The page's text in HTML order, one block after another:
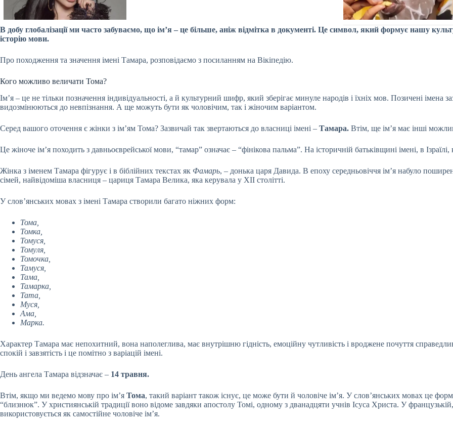
В добу глобалізації ми часто забуваємо, що ім’я – це більше, аніж відмітка в документі. Це символ, який формує нашу
історію мови.
Про походження та значення імені Тамара, розповідаємо з посиланням на Вікіпедію.
Кого можливо величати Тома?
Ім’я – це не тільки позначення індивідуальності, а й культурний шифр, який зберігає минуле народів і їхніх мов. Позичені імена
видозмінюються до невпізнання. А ще можуть бути як чоловічим, так і жіночим варіантом.
Серед вашого оточення є жінки з ім’ям Тома? Зазвичай так звертаються до власниці імені – Тамара. Втім, ще ім’я має інші
Це жіноче ім’я походить з давньоєврейської мови, “тамар” означає – “фінікова пальма”. На історичній батьківщині імені, в
Жінка з іменем Тамара фігурує і в біблійних текстах як Фамарь, – донька царя Давида. В епоху середньовіччя ім’я набуло
сімей, найвідоміша власниця – цариця Тамара Велика, яка керувала у ХІІ столітті.
У слов’янських мовах з імені Тамара створили багато ніжних форм:
Тома,
Томка,
Томуся,
Томуля,
Томочка,
Тамуся,
Тама,
Тамарка,
Тата,
Муся,
Ама,
Марка.
Характер Тамара має непохитний, вона наполеглива, має внутрішню гідність, емоційну чутливість і вроджене почуття
спокій і завзятість і це помітно з варіацій імені.
День ангела Тамара відзначає – 14 травня.
Втім, якщо ми ведемо мову про ім’я Тома, такий варіант також існує, це може бути й чоловіче ім’я. У слов’янських мовах це
“близнюк”. У християнській традиції воно відоме завдяки апостолу Томі, одному з дванадцяти учнів Ісуса Христа. У французькій,
використовується як самостійне чоловіче ім’я.